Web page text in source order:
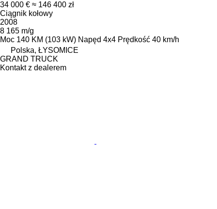
34 000 € ≈ 146 400 zł
Ciągnik kołowy
2008
8 165 m/g
Moc 140 KM (103 kW) Napęd 4x4 Prędkość 40 km/h
Polska, ŁYSOMICE
GRAND TRUCK
Kontakt z dealerem